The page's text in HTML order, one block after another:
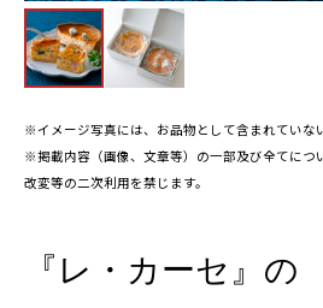
※イメージ写真には、お品物として含まれていな
※掲載内容（画像、文章等）の一部及び全てにつ
改変等の二次利用を禁じます。
『レ・カーセ』の